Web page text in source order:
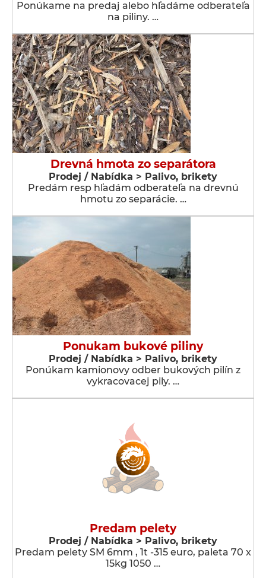
Ponúkame na predaj alebo hľadáme odberateľa
na piliny. …
Drevná hmota zo separátora
Prodej / Nabídka > Palivo, brikety
Predám resp hľadám odberateľa na drevnú
hmotu zo separácie. …
Ponukam bukové piliny
Prodej / Nabídka > Palivo, brikety
Ponúkam kamionovy odber bukových pilín z
vykracovacej pily. …
Predam pelety
Prodej / Nabídka > Palivo, brikety
Predam pelety SM 6mm , 1t -315 euro, paleta 70 x
15kg 1050 …